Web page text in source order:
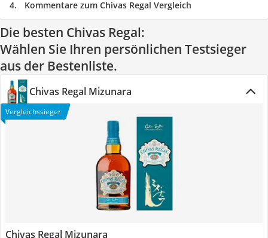
Kommentare zum Chivas Regal Vergleich
Die besten Chivas Regal:
Wählen Sie Ihren persönlichen Testsieger
aus der Bestenliste.
Chivas Regal Mizunara
Vergleichssieger
Chivas Regal Mizunara